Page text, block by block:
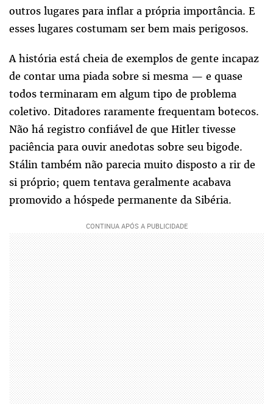
outros lugares para inflar a própria importância. E
esses lugares costumam ser bem mais perigosos.
A história está cheia de exemplos de gente incapaz
de contar uma piada sobre si mesma — e quase
todos terminaram em algum tipo de problema
coletivo. Ditadores raramente frequentam botecos.
Não há registro confiável de que Hitler tivesse
paciência para ouvir anedotas sobre seu bigode.
Stálin também não parecia muito disposto a rir de
si próprio; quem tentava geralmente acabava
promovido a hóspede permanente da Sibéria.